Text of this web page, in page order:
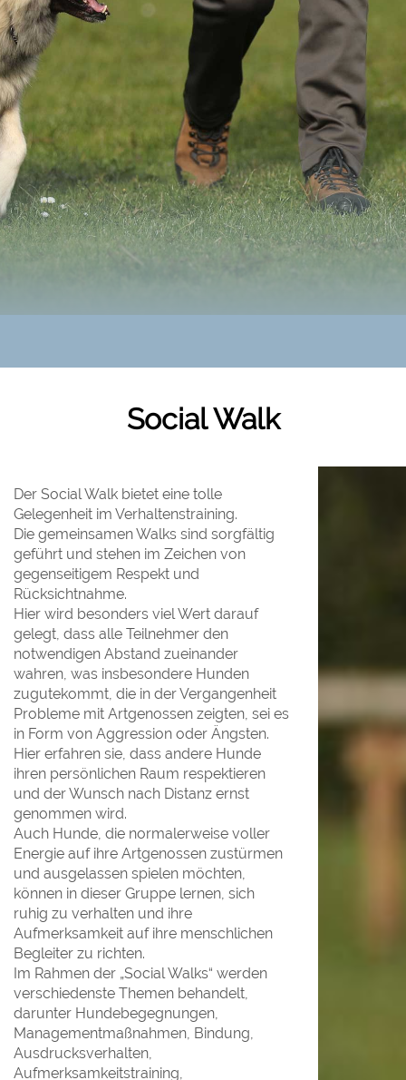
Social Walk
Der Social Walk bietet eine tolle
Gelegenheit im Verhaltenstraining.
Die gemeinsamen Walks sind sorgfältig
geführt und stehen im Zeichen von
gegenseitigem Respekt und
Rücksichtnahme.
Hier wird besonders viel Wert darauf
gelegt, dass alle Teilnehmer den
notwendigen Abstand zueinander
wahren, was insbesondere Hunden
zugutekommt, die in der Vergangenheit
Probleme mit Artgenossen zeigten, sei es
in Form von Aggression oder Ängsten.
Hier erfahren sie, dass andere Hunde
ihren persönlichen Raum respektieren
und der Wunsch nach Distanz ernst
genommen wird.
Auch Hunde, die normalerweise voller
Energie auf ihre Artgenossen zustürmen
und ausgelassen spielen möchten,
können in dieser Gruppe lernen, sich
ruhig zu verhalten und ihre
Aufmerksamkeit auf ihre menschlichen
Begleiter zu richten.
Im Rahmen der „Social Walks“ werden
verschiedenste Themen behandelt,
darunter Hundebegegnungen,
Managementmaßnahmen, Bindung,
Ausdrucksverhalten,
Aufmerksamkeitstraining,